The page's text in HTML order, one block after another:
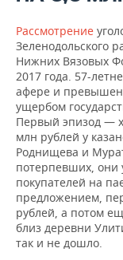
Рассмотрение
Зеленодольского
Нижних Вязовых
2017 года. 57-
афере и
ущербом
Первый эпизод —
млн рублей у
Роднищева и
потерпевших, они
покупателей на
предложением,
рублей, а потом
близ деревни
так и не дошло.